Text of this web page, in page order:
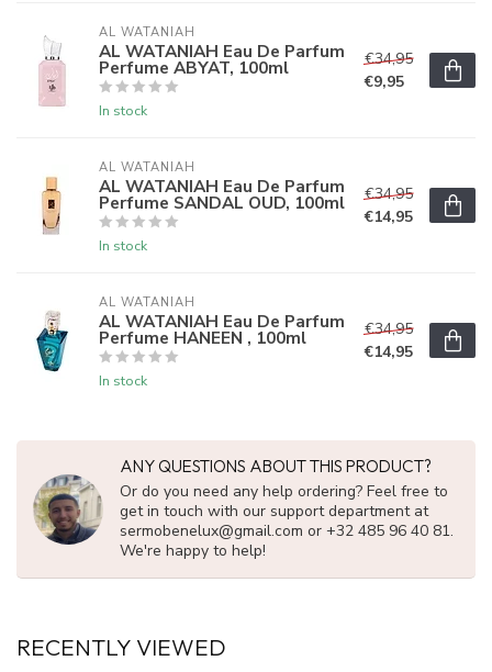
AL WATANIAH
AL WATANIAH Eau De Parfum
Perfume ABYAT, 100ml
In stock
€34,95
€9,95
AL WATANIAH
AL WATANIAH Eau De Parfum
Perfume SANDAL OUD, 100ml
In stock
€34,95
€14,95
AL WATANIAH
AL WATANIAH Eau De Parfum
Perfume HANEEN , 100ml
In stock
€34,95
€14,95
ANY QUESTIONS ABOUT THIS PRODUCT?
Or do you need any help ordering? Feel free to
get in touch with our support department at
sermobenelux@gmail.com or +32 485 96 40 81.
We're happy to help!
RECENTLY VIEWED